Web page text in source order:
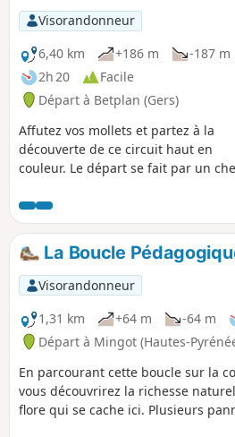
Visorandonneur
6,40 km
+186 m
-187 m
2h 20
Facile
Départ à Betplan (Gers)
Affutez vos mollets et partez à la
découverte de ce circuit haut en
couleur. Le départ se fait par un
paysans qui se rendaient au marché
dans un village plus haut. Vous
ensuite bois et petites routes mais
chose est sûre, vous vous fondrez
la nature. Le circuit labélisé PR® est
panneauté par le célèbre code
Jaune.
La Boucle
Visorandonneur
1,31 km
+64 m -64 m
Départ à Mingot (Hautes-
En parcourant cette boucle sur la
vous découvrirez la richesse
flore qui se cache ici. Plusieurs